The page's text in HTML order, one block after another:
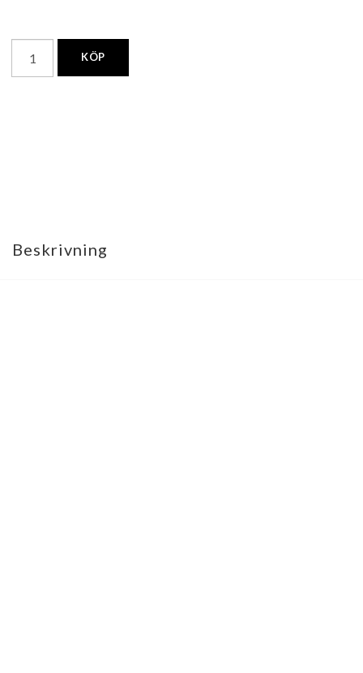
KÖP
Beskrivning